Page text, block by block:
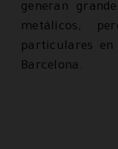
generan
metálicos,
particulares
Barcelona.